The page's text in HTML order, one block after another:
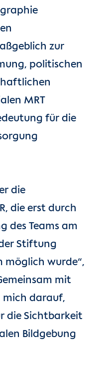
zur
politischen
MRT
für die
die
die erst durch
des Teams am
Stiftung
möglich wurde“,
mit
mich darauf,
die Sichtbarkeit
Bildgebung